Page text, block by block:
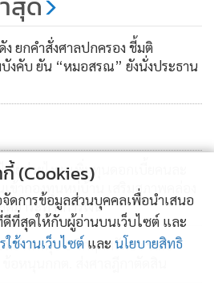
ศักดิ์ จ่าแก้ว’ หล่นวูบไปเป็นอย่าง
ห่างของบรรดา สจ. ผู้นำท้องที่ และ
ไปร่วมกับฐานการเมืองฝั่งตรงข้าม
เขามองอนาคตอ่านขาดว่า ภาพจำ
ามคำพูด จะทำลายความน่าเชื่อถือ
เอง
ลือกตั้งนายก อบจ.สุราษฎร์ฯ ที่กำลัง
ใช้สิทธิ์เลือกตั้งกันอย่างเต็มที่ เป็น
กิดความเปลี่ยนแปลง เพื่อเข้ามามี
บุคคล ผู้ที่จะเข้าไปทำหน้าที่ใช้อำนาจ
ยกคำสั่งศาลปกครอง ชี้มติ
งคับ ยัน “หมอสรณ” ยังนั่งประธาน
ทยช่วยไทย เพิ่มทุนดอกเบี้ยคนละ
เข้ากองทุนหมู่บ้าน เสริมสภาพคล่อง
ภาระทางการเงิน
มฮั้วสว.ทุบ 5 วิกฤตศรัทธา ขณะ
อหนุนกกต. ส่งศาลฎีกาตัดสิน
(Cookies)
จัดการข้อมูลส่วนบุคคลเพื่อนำเสนอ
ที่สุดให้กับผู้อ่านบนเว็บไซต์ และ
ใช้งานเว็บไซต์ และ นโยบายสิทธิ